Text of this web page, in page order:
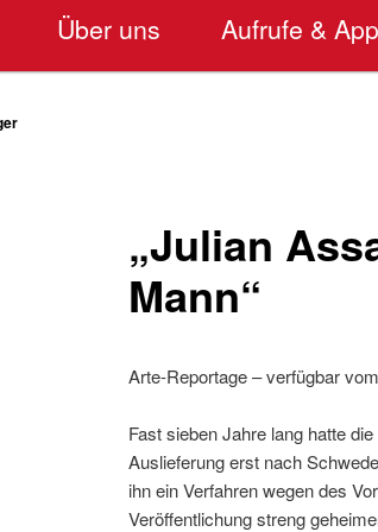
Über uns Aufrufe &
„Julian
Mann“
Arte-Reportage – verfügbar
Fast sieben Jahre lang hatte
Auslieferung erst nach
ihn ein Verfahren wegen des
Veröffentlichung streng